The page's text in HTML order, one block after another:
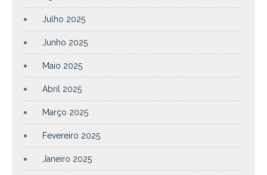
Julho 2025
Junho 2025
Maio 2025
Abril 2025
Março 2025
Fevereiro 2025
Janeiro 2025